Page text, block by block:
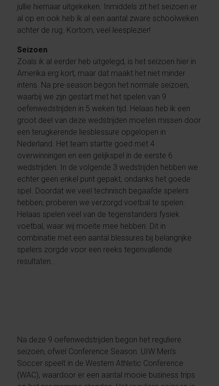
jullie hiernaar uitgekeken. Inmiddels zit het seizoen er
al op en ook heb ik al een aantal zware schoolweken
achter de rug. Kortom, veel leesplezier!
Seizoen
Zoals ik al eerder heb uitgelegd, is het seizoen hier in
Amerika erg kort, maar dat maakt het niet minder
intens. Na pre-season begon het normale seizoen,
waarbij we zijn gestart met het spelen van 9
oefenwedstrijden in 5 weken tijd. Helaas heb ik een
groot deel van deze wedstrijden moeten missen door
een terugkerende liesblessure opgelopen in
Nederland. Het team startte goed met 4
overwinningen en een gelijkspel in de eerste 6
wedstrijden. In de volgende 3 wedstrijden hebben we
echter geen enkel punt gepakt, ondanks het goede
spel. Doordat we veel technisch begaafde spelers
hebben, proberen we verzorgd voetbal te spelen.
Helaas spelen veel van de tegenstanders fysiek
voetbal, waar wij moeite mee hebben. Dit in
combinatie met een aantal blessures bij belangrijke
spelers zorgde voor een reeks tegenvallende
resultaten.
Na deze 9 oefenwedstrijden begon het reguliere
seizoen, ofwel Conference Season. UIW Men’s
Soccer speelt in de Western Athletic Conference
(WAC), waardoor er een aantal mooie business trips